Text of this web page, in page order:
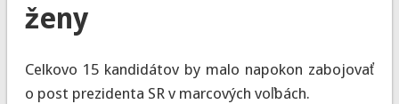
ženy
Celkovo 15 kandidátov by malo napokon zabojovať
o post prezidenta SR v marcových voľbách.